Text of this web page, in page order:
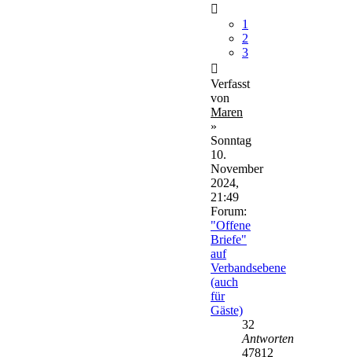
1
2
3
Verfasst
von
Maren
»
Sonntag
10.
November
2024,
21:49
Forum:
"Offene
Briefe"
auf
Verbandsebene
(auch
für
Gäste)
32
Antworten
47812